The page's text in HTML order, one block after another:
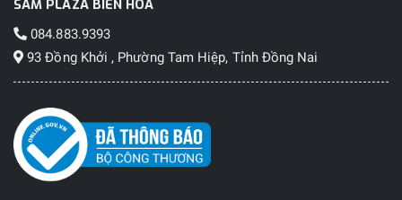
SAM PLAZA BIÊN HOÀ
084.883.9393
93 Đồng Khởi , Phường Tam Hiệp, Tỉnh Đồng Nai